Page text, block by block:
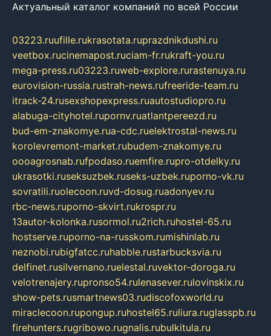
Актуальный каталог компаний по всей России
03223.ruufille.rukrasotata.ruprazdnikdushi.ru
veetbox.rucinemapost.ruciam-fr.rukraft-you.ru
mega-press.ru03223.ruweb-explore.rurastenuya.ru
eurovision-russia.rustrah-news.rufreeride-team.ru
itrack-24.rusexshopexpress.ruautostudiopro.ru
alabuga-cityhotel.rupornv.ruatlantpereezd.ru
bud-em-znakomye.rua-cdc.ruelektrostal-news.ru
korolevremont-market.rubudem-znakomye.ru
oooagrosnab.rufpodaso.ruemfire.rupro-otdelky.ru
ukrasotki.ruseksuzbek.ruseks-uzbek.ruporno-vk.ru
sovratili.ruolecoon.ruvd-dosug.ruadonyev.ru
rbc-news.ruporno-skvirt.rukrospr.ru
13autor-kolonka.rusormol.ru2rich.ruhostel-65.ru
hostserve.ruporno-na-russkom.rumishinlab.ru
neznobi.rubigfatcc.ruhabble.rustarbucksvia.ru
delfinet.rusilvernano.ruelestal.ruvektor-doroga.ru
velotrenajery.rupronso54.rulenasever.rulovinskix.ru
show-pets.rusmartnews03.rudiscofoxworld.ru
miraclecoon.rupongup.ruhostel65.ruliura.ruglasspb.ru
firehunters.rugribowo.rugnalis.rubulkitula.ru